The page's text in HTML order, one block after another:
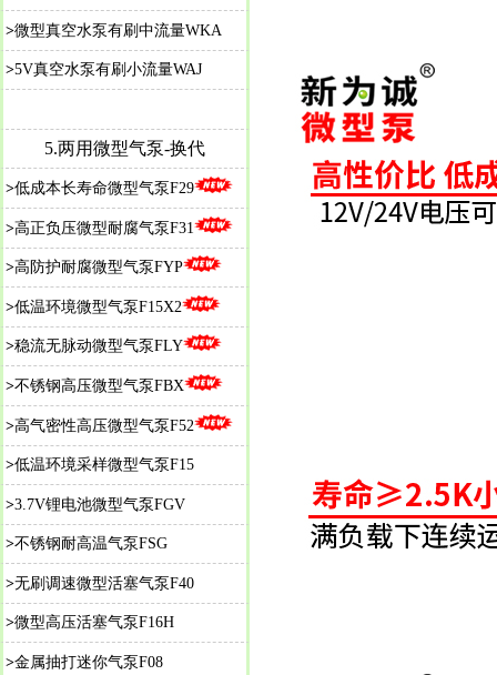
>微型真空水泵有刷中流量WKA
>5V真空水泵有刷小流量WAJ
5.两用微型气泵-换代
>低成本长寿命微型气泵F29
>高正负压微型耐腐气泵F31
>高防护耐腐微型气泵FYP
>低温环境微型气泵F15X2
>稳流无脉动微型气泵FLY
>不锈钢高压微型气泵FBX
>高气密性高压微型气泵F52
>低温环境采样微型气泵F15
>3.7V锂电池微型气泵FGV
>不锈钢耐高温气泵FSG
>无刷调速微型活塞气泵F40
>微型高压活塞气泵F16H
>金属抽打迷你气泵F08